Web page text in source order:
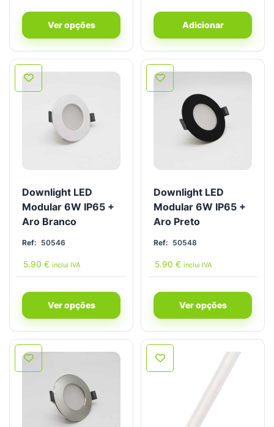
Ver opções Adicionar
Downlight LED
Modular 6W IP65 +
Aro Branco
Ref: 50546
5.90 € inclui IVA
Ver opções
Downlight LED
Modular 6W IP65 +
Aro Preto
Ref: 50548
5.90 € inclui IVA
Ver opções